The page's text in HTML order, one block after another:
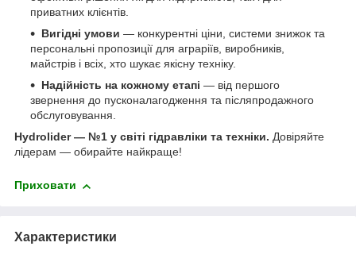
приватних клієнтів.
Вигідні умови — конкурентні ціни, системи знижок та
персональні пропозиції для аграріїв, виробників,
майстрів і всіх, хто шукає якісну техніку.
Надійність на кожному етапі — від першого
звернення до пусконалагодження та післяпродажного
обслуговування.
Hydrolider — №1 у світі гідравліки та техніки. Довіряйте
лідерам — обирайте найкраще!
Приховати
Характеристики